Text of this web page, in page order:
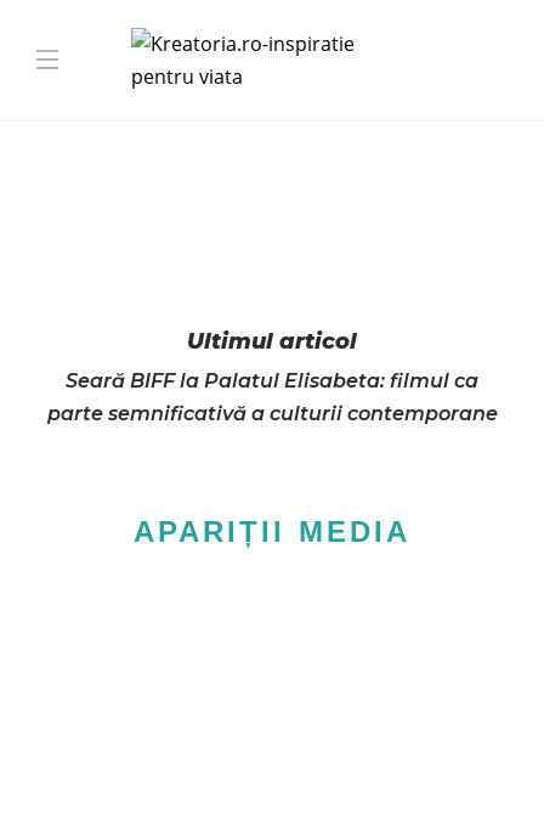
Ultimul articol
Seară BIFF la Palatul Elisabeta: filmul ca
parte semnificativă a culturii contemporane
APARIȚII MEDIA